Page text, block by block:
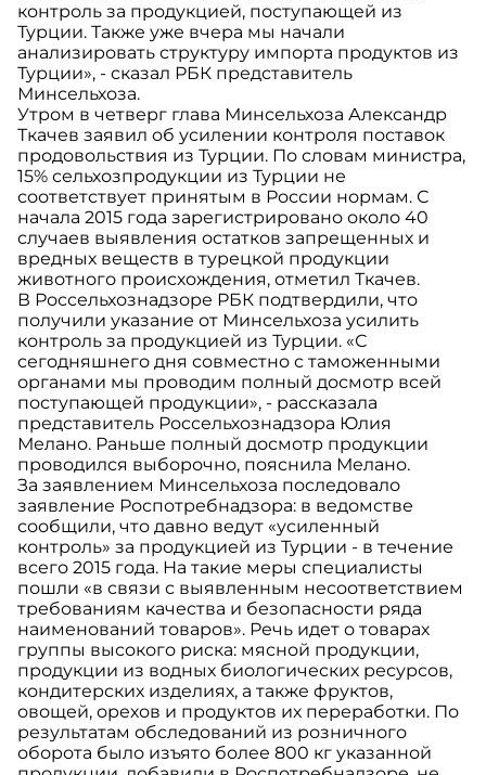
контроль за продукцией, поступающей из
Турции. Также уже вчера мы начали
анализировать структуру импорта продуктов из
Турции», - сказал РБК представитель
Минсельхоза.
Утром в четверг глава Минсельхоза Александр
Ткачев заявил об усилении контроля поставок
продовольствия из Турции. По словам министра,
15% сельхозпродукции из Турции не
соответствует принятым в России нормам. С
начала 2015 года зарегистрировано около 40
случаев выявления остатков запрещенных и
вредных веществ в турецкой продукции
животного происхождения, отметил Ткачев.
В Россельхознадзоре РБК подтвердили, что
получили указание от Минсельхоза усилить
контроль за продукцией из Турции. «С
сегодняшнего дня совместно с таможенными
органами мы проводим полный досмотр всей
поступающей продукции», - рассказала
представитель Россельхознадзора Юлия
Мелано. Раньше полный досмотр продукции
проводился выборочно, пояснила Мелано.
За заявлением Минсельхоза последовало
заявление Роспотребнадзора: в ведомстве
сообщили, что давно ведут «усиленный
контроль» за продукцией из Турции - в течение
всего 2015 года. На такие меры специалисты
пошли «в связи с выявленным несоответствием
требованиям качества и безопасности ряда
наименований товаров». Речь идет о товарах
группы высокого риска: мясной продукции,
продукции из водных биологических ресурсов,
кондитерских изделиях, а также фруктов,
овощей, орехов и продуктов их переработки. По
результатам обследований из розничного
оборота было изъято более 800 кг указанной